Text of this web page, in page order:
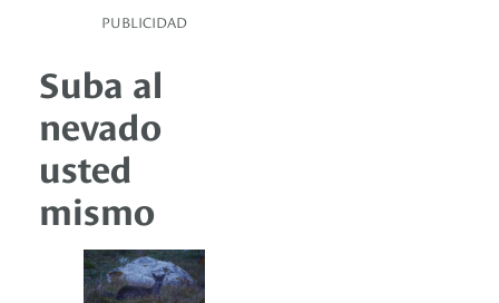
PUBLICIDAD
Suba al
nevado
usted
mismo